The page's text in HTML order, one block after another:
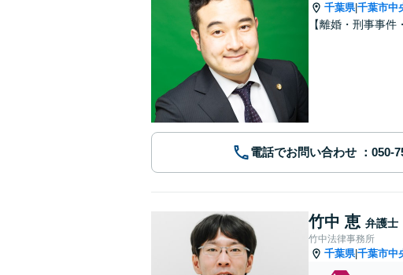
千葉県|千葉市中
【離婚・刑事事
電話でお問い合わせ
竹中 恵 弁護士
竹中法律事務所
千葉県|千葉市中